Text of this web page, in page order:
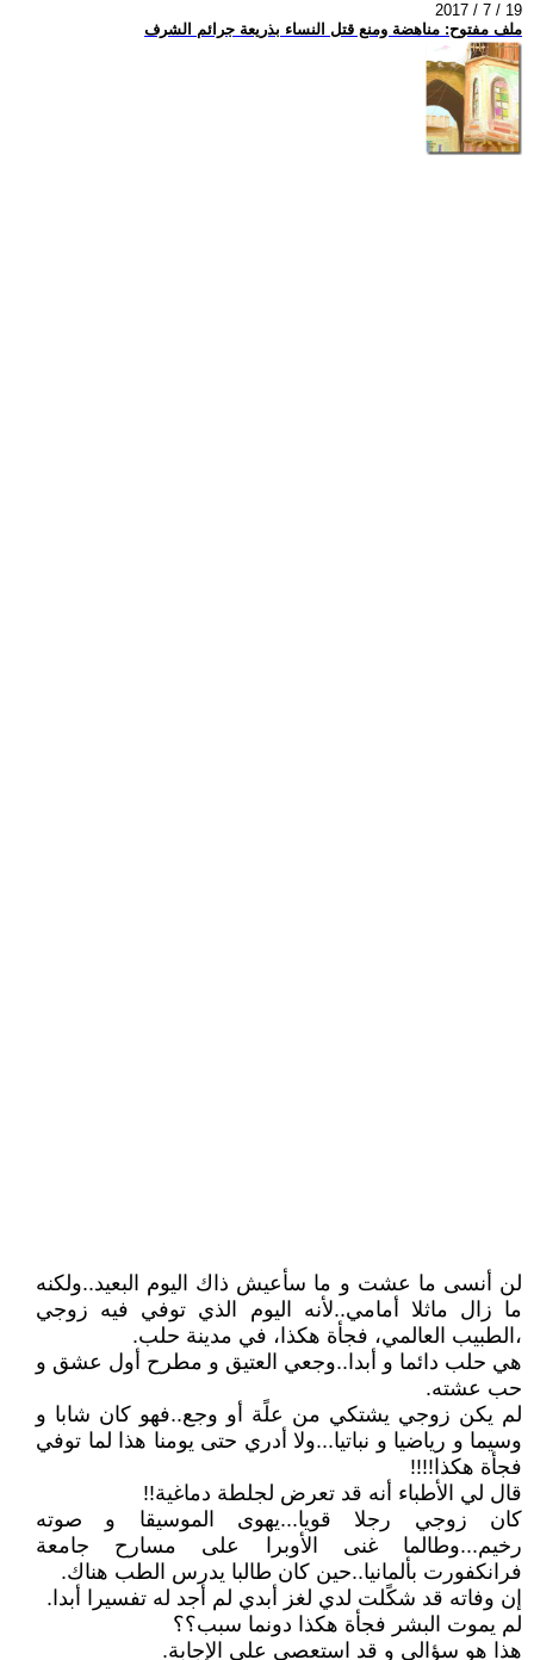
2017 / 7 / 19
ملف مفتوح: مناهضة ومنع قتل النساء بذريعة جرائم الشرف
لن أنسى ما عشت و ما سأعيش ذاك اليوم البعيد..ولكنه
ما زال ماثلا أمامي..لأنه اليوم الذي توفي فيه زوجي
،الطبيب العالمي، فجأة هكذا، في مدينة حلب.
هي حلب دائما و أبدا..وجعي العتيق و مطرح أول عشق و
حب عشته.
لم يكن زوجي يشتكي من علًة أو وجع..فهو كان شابا و
وسيما و رياضيا و نباتيا...ولا أدري حتى يومنا هذا لما توفي
فجأة هكذا!!!!
قال لي الأطباء أنه قد تعرض لجلطة دماغية!!
كان زوجي رجلا قويا...يهوى الموسيقا و صوته
رخيم...وطالما غنى الأوبرا على مسارح جامعة
فرانكفورت بألمانيا..حين كان طالبا يدرس الطب هناك.
إن وفاته قد شكًلت لدي لغز أبدي لم أجد له تفسيرا أبدا.
لم يموت البشر فجأة هكذا دونما سبب؟؟
هذا هو سؤالي و قد استعصى على الإجابة.